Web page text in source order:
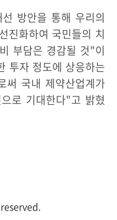
방안을 통해 우리의
진화하여 국민들의 치
부담은 경감될 것"이
투자 정도에 상응하는
써 국내 제약산업계가
로 기대한다"고 밝혔